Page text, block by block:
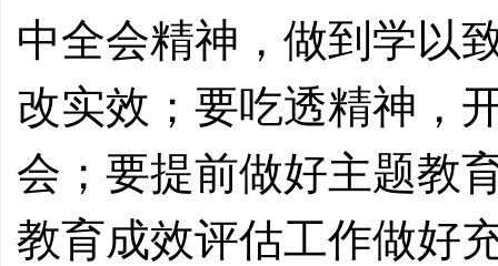
中全会精神，做到学以
改实效；要吃透精神，
会；要提前做好主题教
教育成效评估工作做好